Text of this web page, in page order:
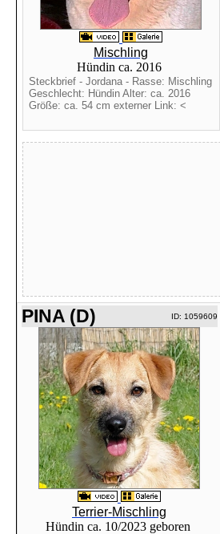
Mischling
Hündin ca. 2016
Steckbrief - Jordana - Rasse: Mischling
Geschlecht: Hündin Alter: ca. 2016
Größe: ca. 54 cm externer Link: <
PINA (D) ID: 1059609
Terrier-Mischling
Hündin ca. 10/2023 geboren